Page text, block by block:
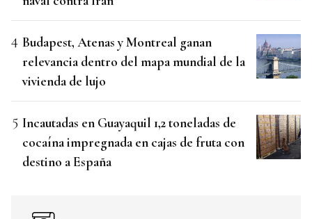
Budapest, Atenas y Montreal ganan
relevancia dentro del mapa mundial de la
vivienda de lujo
Incautadas en Guayaquil 1,2 toneladas de
cocaína impregnada en cajas de fruta con
destino a España